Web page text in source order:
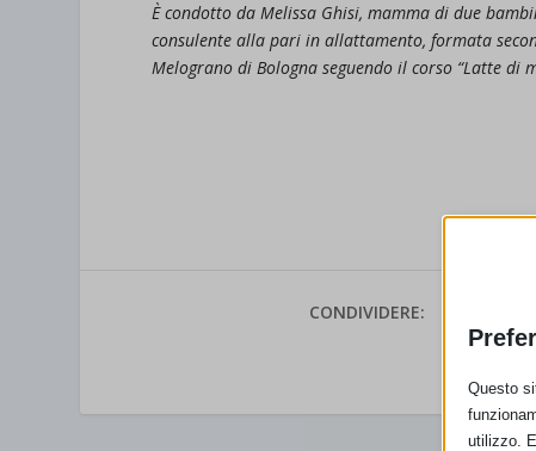
È condotto da Melissa Ghisi, mamma di due
consulente alla pari in allattamento, formata
Melograno di Bologna seguendo il corso “Latte di
CONDIVIDERE:
Questo
utilizzo.